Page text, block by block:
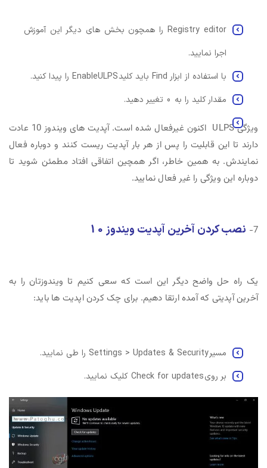
Registry editor را همچون بخش های دیگر این آموزش
اجرا نمایید.
با استفاده از ابزار Find باید کلید EnableULPS را پیدا کنید.
مقدار کلید را به 0 تغییر دهید.
ویژگی ULPS اکنون غیرفعال شده است. آپدیت های ویندوز 10 عادت
دارند تا این قابلیت را پس از هر بار آپدیت ریست کنند و دوباره فعال
نمایندش. به همین خاطر، اگر همچین اتفاقی افتاد مطمئن شوید تا
دوباره این ویژگی را غیر فعال نمایید.
7- نصب کردن آخرینآپدیت ویندوز 10
یک راه حل واضح دیگر این است که سعی کنیم تا ویندوزتان را به
آخرین آپدیتی که آمده ارتقا دهیم. برای چک کردن اپدیت ها باید:
مسیر Settings > Updates & Security را طی نمایید.
بر روی Check for updates کلیک نمایید.